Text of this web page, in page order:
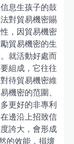
息生孩子的鼓
對貿易機密賜
，因貿易機密
貿易機密的生
就活動好處而
組成，它往往
待貿易機密維
機密的范圍、
更好的非專利
邊沿上招致信
誇大，會形成
的效能，損壞